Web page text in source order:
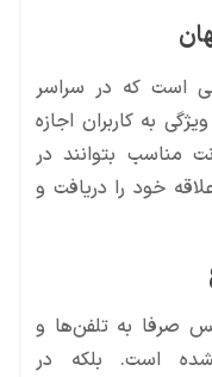
است که در سراسر
به کاربران اجازه
مناسب بتوانند در
خود را دریافت و
صرفا به تلفن‌ها و
است. بلکه در